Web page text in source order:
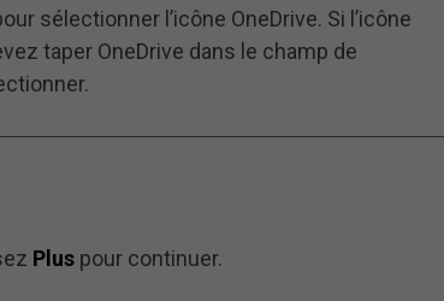
sélectionner l’icône OneDrive. Si l’icône
taper OneDrive dans le champ de
Plus pour continuer.